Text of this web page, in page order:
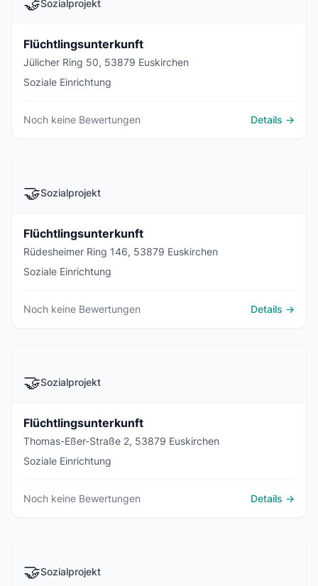
Sozialprojekt
Flüchtlingsunterkunft
Jülicher Ring 50, 53879 Euskirchen
Soziale Einrichtung
Noch keine Bewertungen Details →
🤝Sozialprojekt
Flüchtlingsunterkunft
Rüdesheimer Ring 146, 53879 Euskirchen
Soziale Einrichtung
Noch keine Bewertungen Details →
🤝Sozialprojekt
Flüchtlingsunterkunft
Thomas-Eßer-Straße 2, 53879 Euskirchen
Soziale Einrichtung
Noch keine Bewertungen Details →
🤝Sozialprojekt